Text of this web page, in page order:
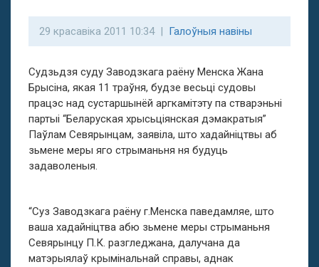
29 красавіка 2011 10:34 | Галоўныя навіны
Судзьдзя суду Заводзкага раёну Менска Жана
Брысіна, якая 11 траўня, будзе весьці судовы
працэс над сустаршынёй аргкамітэту па стварэньні
партыі “Беларуская хрысьціянская дэмакратыя”
Паўлам Севярынцам, заявіла, што хадайніцтвы аб
зьмене меры яго стрыманьня ня будуць
задаволеныя.
“Суз Заводзкага раёну г.Менска паведамляе, што
ваша хадайніцтва абю зьмене меры стрыманьня
Севярынцу П.К. разгледжана, далучана да
матэрыялаў крымінальнай справы, аднак